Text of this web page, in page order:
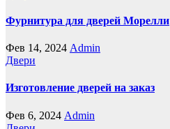
Фурнитура для дверей Морелли
Фев 14, 2024 Admin
Двери
Изготовление дверей на заказ
Фев 6, 2024 Admin